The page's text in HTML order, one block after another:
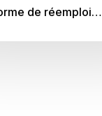
de réemploi…